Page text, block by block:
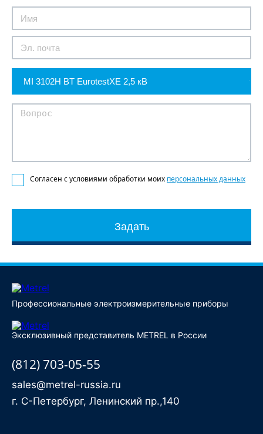
Согласен с условиями обработки моих персональных данных
Задать
Профессиональные электроизмерительные приборы
Эксклюзивный представитель METREL в России
(812) 703-05-55
sales@metrel-russia.ru
г. С-Петербург, Ленинский пр.,140